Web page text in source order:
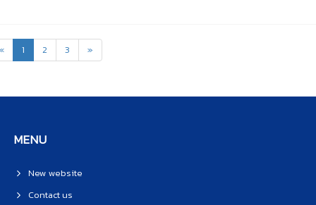
1 2 3 »
MENU
New website
Contact us